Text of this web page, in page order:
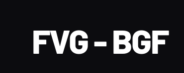
FVG - BGF